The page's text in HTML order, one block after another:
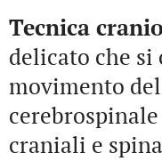
Tecnica
delicato che si
movimento
craniali e